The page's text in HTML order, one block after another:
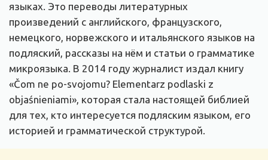
языках. Это переводы литературных
произведений с английского, французского,
немецкого, норвежского и итальянского языков на
подляский, рассказы на нём и статьи о грамматике
микроязыка. В 2014 году журналист издал книгу
«Čom ne po-svojomu? Elementarz podlaski z
objaśnieniami», которая стала настоящей библией
для тех, кто интересуется подляским языком, его
историей и грамматической структурой.